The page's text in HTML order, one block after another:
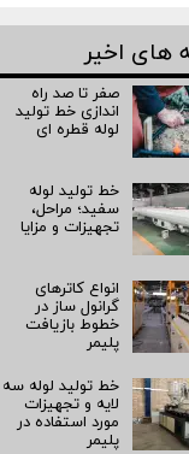
های اخیر
صفر تا صد راه‌
اندازی خط تولید
لوله قطره ای
خط تولید لوله
سفید؛ مراحل،
تجهیزات و مزایا
انواع کاترهای
گرانول ساز در
خطوط بازیافت
پلیمر
خط تولید لوله سه
لایه و تجهیزات
مورد استفاده در
پلیمر